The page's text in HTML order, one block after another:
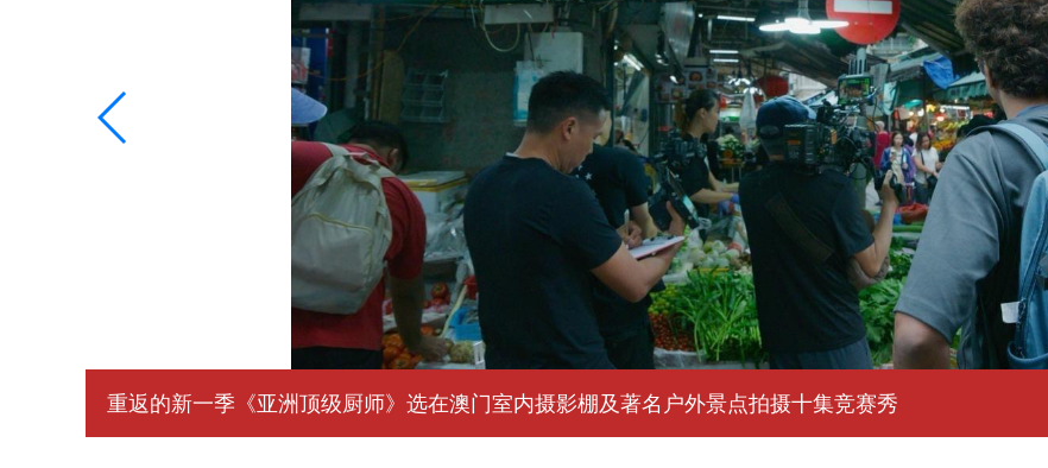
重返的新一季《亚洲顶级厨师》选在澳门室内摄影棚及著名户外景点拍摄十集竞赛秀